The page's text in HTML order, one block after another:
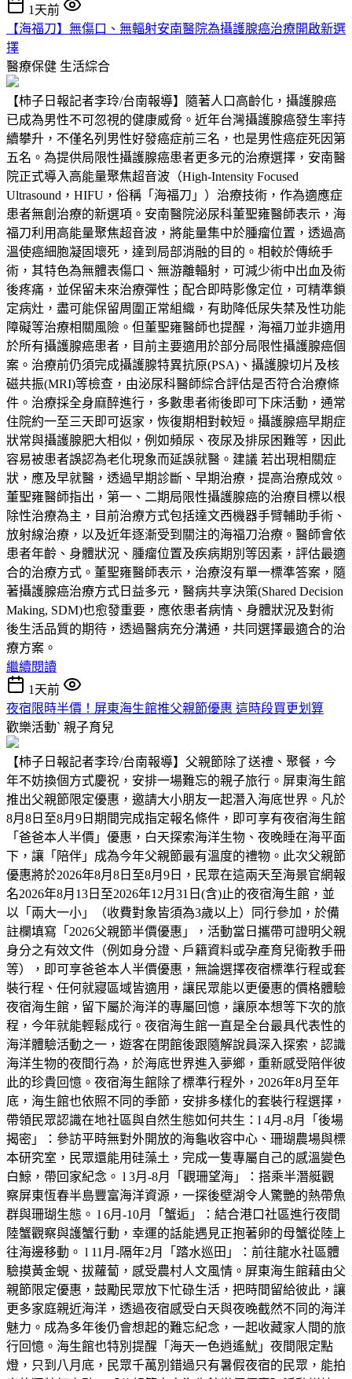
1天前
【海福刀】無傷口、無輻射安南醫院為攝護腺癌治療開啟新選
擇
醫療保健 生活綜合
【柿子日報記者李玲/台南報導】隨著人口高齡化，攝護腺癌
已成為男性不可忽視的健康威脅。近年台灣攝護腺癌發生率持
續攀升，不僅名列男性好發癌症前三名，也是男性癌症死因第
五名。為提供局限性攝護腺癌患者更多元的治療選擇，安南醫
院正式導入高能量聚焦超音波（High-Intensity Focused
Ultrasound，HIFU，俗稱「海福刀」）治療技術，作為適應症
患者無創治療的新選項。安南醫院泌尿科董聖雍醫師表示，海
福刀利用高能量聚焦超音波，將能量集中於腫瘤位置，透過高
溫使癌細胞凝固壞死，達到局部消融的目的。相較於傳統手
術，其特色為無體表傷口、無游離輻射，可減少術中出血及術
後疼痛，並保留未來治療彈性；配合即時影像定位，可精準鎖
定病灶，盡可能保留周圍正常組織，有助降低尿失禁及性功能
障礙等治療相關風險。但董聖雍醫師也提醒，海福刀並非適用
於所有攝護腺癌患者，目前主要適用於部分局限性攝護腺癌個
案。治療前仍須完成攝護腺特異抗原(PSA)、攝護腺切片及核
磁共振(MRI)等檢查，由泌尿科醫師綜合評估是否符合治療條
件。治療採全身麻醉進行，多數患者術後即可下床活動，通常
住院約一至三天即可返家，恢復期相對較短。攝護腺癌早期症
狀常與攝護腺肥大相似，例如頻尿、夜尿及排尿困難等，因此
容易被患者誤認為老化現象而延誤就醫。建議 若出現相關症
狀，應及早就醫，透過早期診斷、早期治療，提高治療成效。
董聖雍醫師指出，第一、二期局限性攝護腺癌的治療目標以根
除性治療為主，目前治療方式包括達文西機器手臂輔助手術、
放射線治療，以及近年逐漸受到關注的海福刀治療。醫師會依
患者年齡、身體狀況、腫瘤位置及疾病期別等因素，評估最適
合的治療方式。董聖雍醫師表示，治療沒有單一標準答案，隨
著攝護腺癌治療方式日益多元，醫病共享決策(Shared Decision
Making, SDM)也愈發重要，應依患者病情、身體狀況及對術
後生活品質的期待，透過醫病充分溝通，共同選擇最適合的治
療方案。
繼續閱讀
1天前
夜宿限時半價！屏東海生館推父親節優惠 這時段買更划算
歡樂活動ˋ 親子育兒
【柿子日報記者李玲/台南報導】父親節除了送禮、聚餐，今
年不妨換個方式慶祝，安排一場難忘的親子旅行。屏東海生館
推出父親節限定優惠，邀請大小朋友一起潛入海底世界。凡於
8月8日至8月9日期間完成指定報名條件，即可享有夜宿海生館
「爸爸本人半價」優惠，白天探索海洋生物、夜晚睡在海平面
下，讓「陪伴」成為今年父親節最有溫度的禮物。此次父親節
優惠將於2026年8月8日至8月9日，民眾在這兩天至海景官網報
名2026年8月13日至2026年12月31日(含)止的夜宿海生館，並
以「兩大一小」（收費對象皆須為3歲以上）同行參加，於備
註欄填寫「2026父親節半價優惠」，活動當日攜帶可證明父親
身分之有效文件（例如身分證、戶籍資料或孕產育兒衛教手冊
等），即可享爸爸本人半價優惠，無論選擇夜宿標準行程或套
裝行程、任何就寢區域皆適用，讓民眾能以更優惠的價格體驗
夜宿海生館，留下屬於海洋的專屬回憶，讓原本想等下次的旅
程，今年就能輕鬆成行。夜宿海生館一直是全台最具代表性的
海洋體驗活動之一，遊客在閉館後跟隨解說員深入探索，認識
海洋生物的夜間行為，於海底世界進入夢鄉，重新感受陪伴彼
此的珍貴回憶。夜宿海生館除了標準行程外，2026年8月至年
底，海生館也依照不同的季節，安排多樣化的套裝行程選擇，
帶領民眾認識在地社區與自然生態如何共生：l 4月-8月「後場
揭密」：參訪平時無對外開放的海龜收容中心、珊瑚農場與標
本研究室，民眾還能用硅藻土，完成一隻專屬自己的感溫變色
白鯨，帶回家紀念。 l 3月-8月「觀珊望海」：搭乘半潛艇觀
察屏東恆春半島豐富海洋資源，一探後壁湖令人驚艷的熱帶魚
群與珊瑚生態。 l 6月-10月「蟹逅」：結合港口社區進行夜間
陸蟹觀察與護蟹行動，幸運的話能遇見正抱著卵的母蟹從陸上
往海邊移動。 l 11月-隔年2月「踏水巡田」：前往龍水社區體
驗摸黃金蜆、拔蘿蔔，感受農村人文風情。屏東海生館藉由父
親節限定優惠，鼓勵民眾放下忙碌生活，把時間留給彼此，讓
更多家庭親近海洋，透過夜宿感受白天與夜晚截然不同的海洋
魅力。成為多年後仍會想起的難忘紀念，一起收藏家人間的旅
行回憶。海生館也特別提醒「海天一色逍遙魷」夜間限定點
燈，只到八月底，民眾千萬別錯過只有暑假夜宿的民眾，能拍